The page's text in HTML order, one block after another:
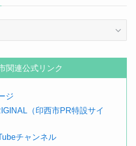
関連公式リンク
ジ
（印西市PR特設サイ
チャンネル